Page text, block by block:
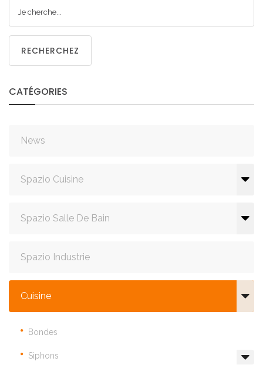
RECHERCHEZ
CATÉGORIES
News
Spazio Cuisine
Spazio Salle De Bain
Spazio Industrie
Cuisine
Bondes
Siphons